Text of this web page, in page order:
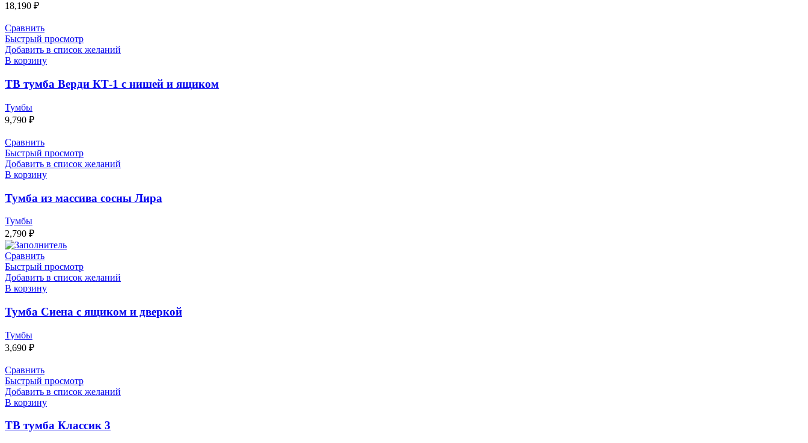
18,190 ₽
Сравнить
Быстрый просмотр
Добавить в список желаний
В корзину
ТВ тумба Верди КТ-1 с нишей и ящиком
Тумбы
9,790 ₽
Сравнить
Быстрый просмотр
Добавить в список желаний
В корзину
Тумба из массива сосны Лира
Тумбы
2,790 ₽
Сравнить
Быстрый просмотр
Добавить в список желаний
В корзину
Тумба Сиена с ящиком и дверкой
Тумбы
3,690 ₽
Сравнить
Быстрый просмотр
Добавить в список желаний
В корзину
ТВ тумба Классик 3